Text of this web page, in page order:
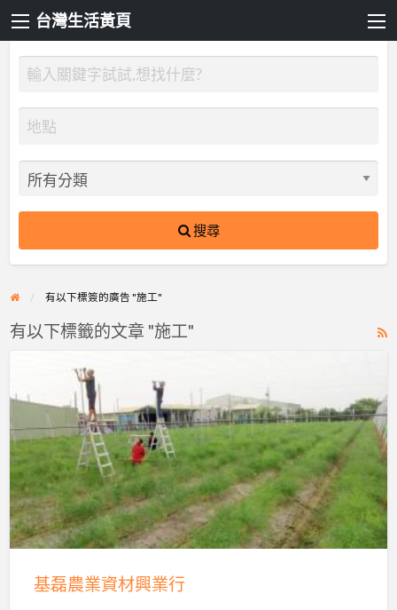
台灣生活黃頁
搜尋
有以下標簽的廣告 "施工"
有以下標籤的文章 "施工"
業
資
材
興
業
行
基磊農業資材興業行